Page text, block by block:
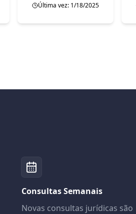
Última vez: 1/18/2025
Consultas Semanais
Novas consultas jurídicas são